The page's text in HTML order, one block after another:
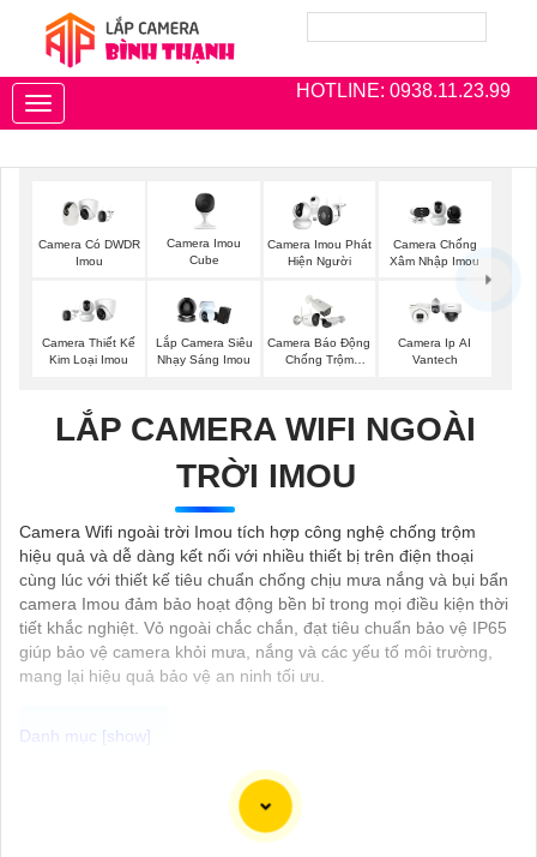
HOTLINE: 0938.11.23.99
Toggle
navigation
Camera Có DWDR
Imou
Camera Imou
Cube
Camera Imou Phát
Hiện Người
Camera Chống
Xâm Nhập Imou
Camera Thiết Kế
Kim Loại Imou
Lắp Camera Siêu
Nhạy Sáng Imou
Camera Báo Động
Chống Trộm
Camera Ip AI
Vantech
LẮP CAMERA WIFI NGOÀI
TRỜI IMOU
Camera Wifi ngoài trời Imou tích hợp công nghệ chống trộm
hiệu quả và dễ dàng kết nối với nhiều thiết bị trên điện thoại
cùng lúc với thiết kế tiêu chuẩn chống chịu mưa nắng và bụi bẩn
camera Imou đảm bảo hoạt động bền bỉ trong mọi điều kiện thời
tiết khắc nghiệt. Vỏ ngoài chắc chắn, đạt tiêu chuẩn bảo vệ IP65
giúp bảo vệ camera khỏi mưa, nắng và các yếu tố môi trường,
mang lại hiệu quả bảo vệ an ninh tối ưu.
Camera Công Nghệ Acusense là sự lựa chọn hoàn hảo cho việc
giám sát an ninh với chất lượng cao và giá cả phải chăng. Với
công nghệ Acusense tiên tiến, camera có khả năng nhận diện và